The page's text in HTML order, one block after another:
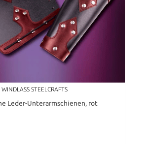
WINDLASS STEELCRAFTS
Leder-Unterarmschienen, rot